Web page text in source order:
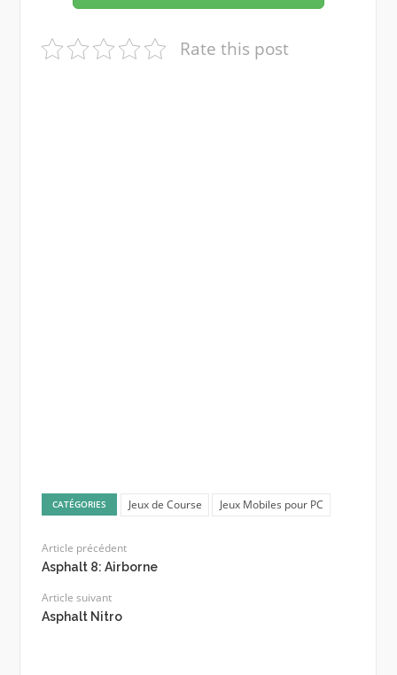
Rate this post
CATÉGORIES Jeux de Course Jeux Mobiles pour PC
Article précédent
Asphalt 8: Airborne
Article suivant
Asphalt Nitro